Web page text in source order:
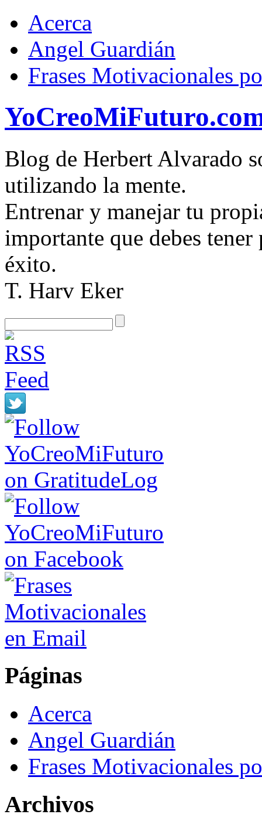
Acerca
Angel Guardián
Frases Motivacionales
Blog de Herbert Alvarado
utilizando la mente.
Entrenar y manejar tu
importante que debes
éxito.
T. Harv Eker
Páginas
Acerca
Angel Guardián
Frases Motivacionales
Archivos